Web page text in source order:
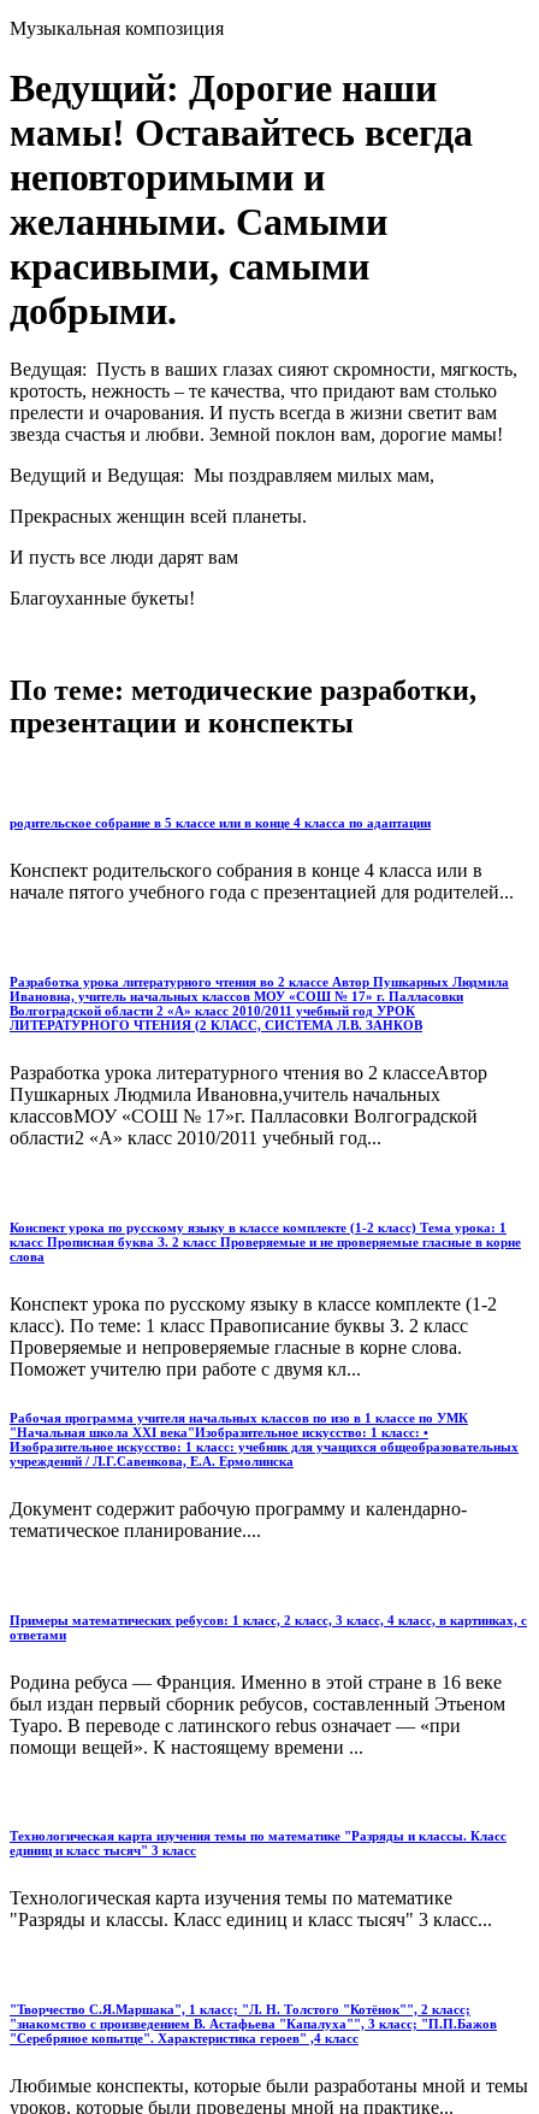
Музыкальная композиция
Ведущий: Дорогие наши
мамы! Оставайтесь всегда
неповторимыми и
желанными. Самыми
красивыми, самыми
добрыми.
Ведущая: Пусть в ваших глазах сияют скромности, мягкость,
кротость, нежность – те качества, что придают вам столько
прелести и очарования. И пусть всегда в жизни светит вам
звезда счастья и любви. Земной поклон вам, дорогие мамы!
Ведущий и Ведущая: Мы поздравляем милых мам,
Прекрасных женщин всей планеты.
И пусть все люди дарят вам
Благоуханные букеты!
По теме: методические разработки,
презентации и конспекты
родительское собрание в 5 классе или в конце 4 класса по адаптации
Конспект родительского собрания в конце 4 класса или в
начале пятого учебного года с презентацией для родителей...
Разработка урока литературного чтения во 2 классе Автор Пушкарных Людмила
Ивановна, учитель начальных классов МОУ «СОШ № 17» г. Палласовки
Волгоградской области 2 «А» класс 2010/2011 учебный год УРОК
ЛИТЕРАТУРНОГО ЧТЕНИЯ (2 КЛАСС, СИСТЕМА Л.В. ЗАНКОВ
Разработка урока литературного чтения во 2 классеАвтор
Пушкарных Людмила Ивановна,учитель начальных
классовМОУ «СОШ № 17»г. Палласовки Волгоградской
области2 «А» класс 2010/2011 учебный год...
Конспект урока по русскому языку в классе комплекте (1-2 класс) Тема урока: 1
класс Прописная буква З. 2 класс Проверяемые и не проверяемые гласные в корне
слова
Конспект урока по русскому языку в классе комплекте (1-2
класс). По теме: 1 класс Правописание буквы З. 2 класс
Проверяемые и непроверяемые гласные в корне слова.
Поможет учителю при работе с двумя кл...
Рабочая программа учителя начальных классов по изо в 1 классе по УМК
"Начальная школа XXI века"Изобразительное искусство: 1 класс: •
Изобразительное искусство: 1 класс: учебник для учащихся общеобразовательных
учреждений / Л.Г.Савенкова, Е.А. Ермолинска
Документ содержит рабочую программу и календарно-
тематическое планирование....
Примеры математических ребусов: 1 класс, 2 класс, 3 класс, 4 класс, в картинках, с
ответами
Родина ребуса — Франция. Именно в этой стране в 16 веке
был издан первый сборник ребусов, составленный Этьеном
Туаро. В переводе с латинского rebus означает — «при
помощи вещей». К настоящему времени ...
Технологическая карта изучения темы по математике "Разряды и классы. Класс
единиц и класс тысяч" 3 класс
Технологическая карта изучения темы по математике
"Разряды и классы. Класс единиц и класс тысяч" 3 класс...
"Творчество С.Я.Маршака", 1 класс; "Л. Н. Толстого "Котёнок"", 2 класс;
"знакомство с произведением В. Астафьева "Капалуха"", 3 класс; "П.П.Бажов
"Серебряное копытце". Характеристика героев" ,4 класс
Любимые конспекты, которые были разработаны мной и темы
уроков, которые были проведены мной на практике...